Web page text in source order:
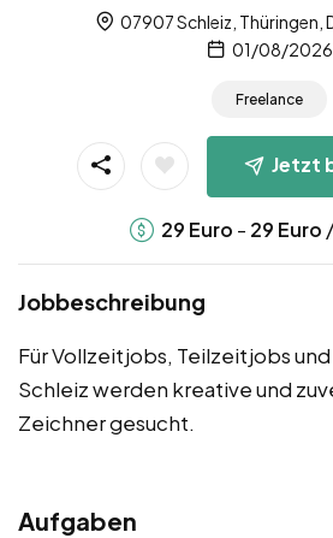
07907 Schleiz, Thüringen,
01/08/2026
Freelance
Jetzt
29 Euro - 29 Euro
Jobbeschreibung
Für Vollzeitjobs, Teilzeitjobs
Schleiz werden kreative und
Zeichner gesucht.
Aufgaben